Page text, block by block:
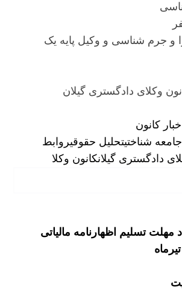
و جرم شناسی و وکیل پایه یک
وکلای دادگستری گیلان
کانون
شناختیتحلیل حقوقیروابط
دادگستری گیلانکانون وکلا
مهلت تسلیم اظهارنامه مالیاتی